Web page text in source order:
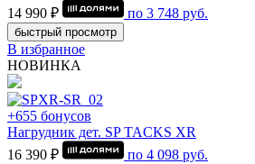
14 990 ₽
по 3 748 руб.
быстрый просмотр
В избранное
НОВИНКА
+655 бонусов
Нагрудник дет. SP TACKS XR
16 390 ₽
по 4 098 руб.